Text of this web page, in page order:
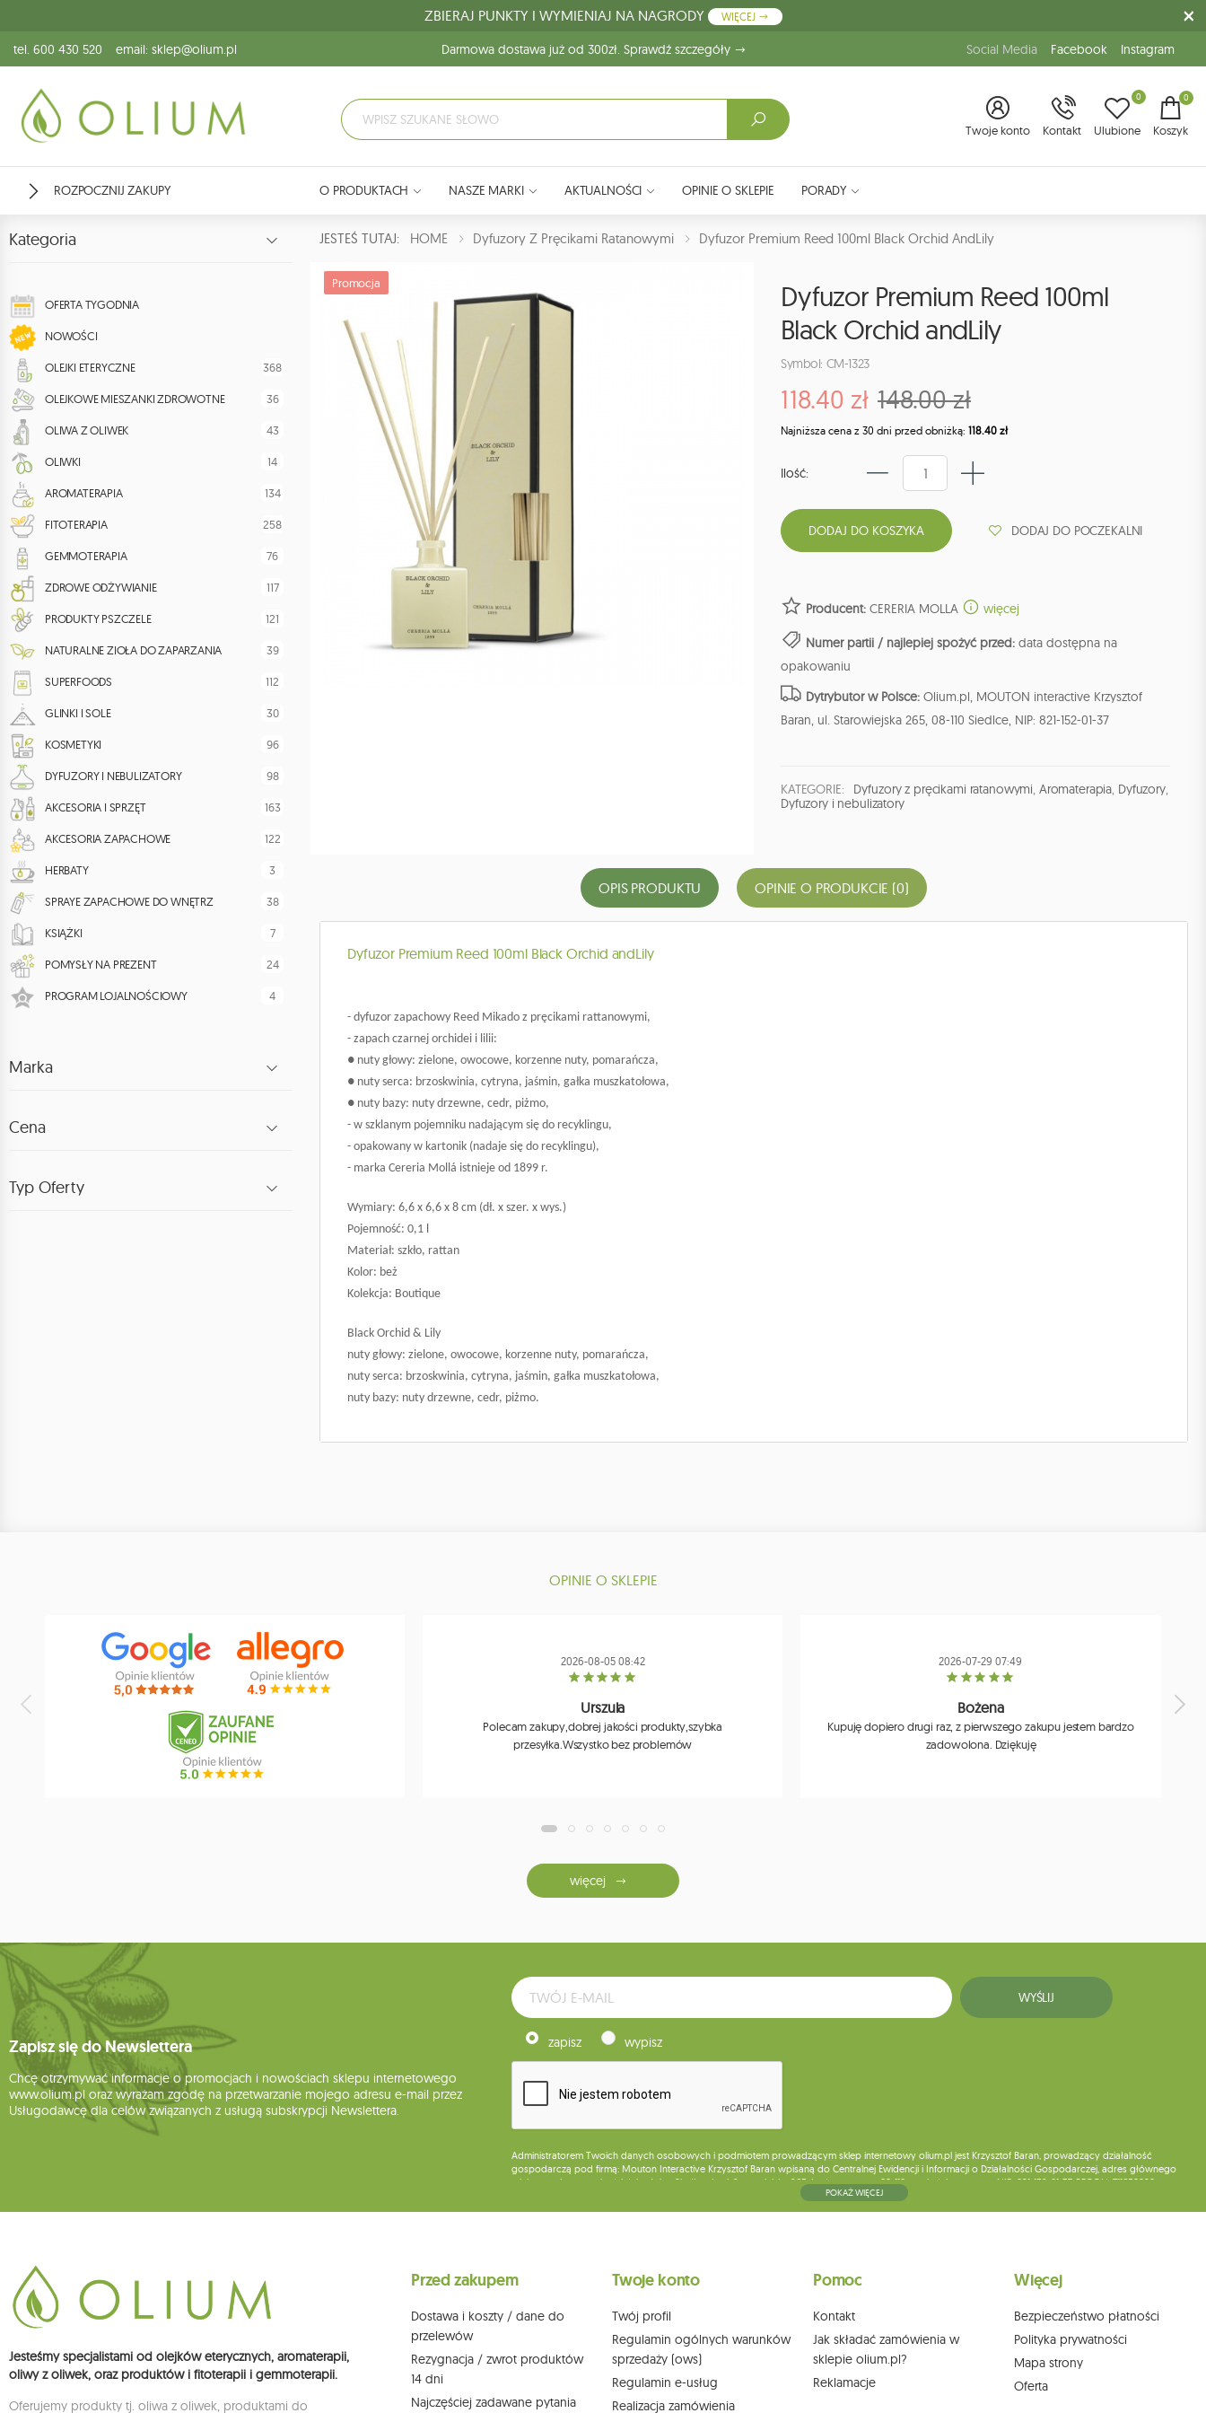
ZBIERAJ PUNKTY I WYMIENIAJ NA NAGRODY WIĘCEJ
tel. 600 430 520 email: sklep@olium.pl Darmowa dostawa już od 300zł. Sprawdź szczegóły Social Media Facebook Instagram
Twoje konto Kontakt Ulubione
0 0
Koszyk
ROZPOCZNIJ ZAKUPY O PRODUKTACH NASZE MARKI AKTUALNOŚCI OPINIE O SKLEPIE PORADY
Kategoria
OFERTA TYGODNIA
NOWOŚCI
OLEJKI ETERYCZNE 368
OLEJKOWE MIESZANKI ZDROWOTNE 36
OLIWA Z OLIWEK 43
OLIWKI 14
AROMATERAPIA 134
FITOTERAPIA 258
GEMMOTERAPIA 76
ZDROWE ODŻYWIANIE 117
PRODUKTY PSZCZELE 121
NATURALNE ZIOŁA DO ZAPARZANIA 39
SUPERFOODS 112
GLINKI I SOLE 30
KOSMETYKI 96
DYFUZORY I NEBULIZATORY 98
AKCESORIA I SPRZĘT 163
AKCESORIA ZAPACHOWE 122
HERBATY 3
SPRAYE ZAPACHOWE DO WNĘTRZ 38
KSIĄŻKI 7
POMYSŁY NA PREZENT 24
PROGRAM LOJALNOŚCIOWY 4
Marka
Cena
Typ Oferty
JESTEŚ TUTAJ: HOME Dyfuzory Z Pręcikami Ratanowymi Dyfuzor Premium Reed 100ml Black Orchid AndLily
Promocja
Dyfuzor Premium Reed 100ml
Black Orchid andLily
Symbol: CM-1323
118.40 zł 148.00 zł
Najniższa cena z 30 dni przed obniżką: 118.40 zł
Ilość:
DODAJ DO POCZEKALNI
Producent: CERERIA MOLLA więcej
Numer partii / najlepiej spożyć przed: data dostępna na
opakowaniu
Dytrybutor w Polsce: Olium.pl, MOUTON interactive Krzysztof
Baran, ul. Starowiejska 265, 08-110 Siedlce, NIP: 821-152-01-37
KATEGORIE: Dyfuzory z pręcikami ratanowymi, Aromaterapia, Dyfuzory,
Dyfuzory i nebulizatory
OPIS PRODUKTU OPINIE O PRODUKCIE (0)
Dyfuzor Premium Reed 100ml Black Orchid andLily
- dyfuzor zapachowy Reed Mikado z pręcikami rattanowymi,
- zapach czarnej orchidei i lilii:
● nuty głowy: zielone, owocowe, korzenne nuty, pomarańcza,
● nuty serca: brzoskwinia, cytryna, jaśmin, gałka muszkatołowa,
● nuty bazy: nuty drzewne, cedr, piżmo,
- w szklanym pojemniku nadającym się do recyklingu,
- opakowany w kartonik (nadaje się do recyklingu),
- marka Cereria Mollá istnieje od 1899 r.
Wymiary: 6,6 x 6,6 x 8 cm (dł. x szer. x wys.)
Pojemność: 0,1 l
Materiał: szkło, rattan
Kolor: beż
Kolekcja: Boutique
Black Orchid & Lily
nuty głowy: zielone, owocowe, korzenne nuty, pomarańcza,
nuty serca: brzoskwinia, cytryna, jaśmin, gałka muszkatołowa,
nuty bazy: nuty drzewne, cedr, piżmo.
OPINIE O SKLEPIE
2026-08-05 08:42
Urszula
Polecam zakupy,dobrej jakości produkty,szybka
przesyłka.Wszystko bez problemów
2026-07-29 07:49
Bożena
Kupuję dopiero drugi raz, z pierwszego zakupu jestem bardzo
zadowolona. Dziękuję
więcej
Zapisz się do Newslettera
Chcę otrzymywać informacje o promocjach i nowościach sklepu internetowego
www.olium.pl oraz wyrażam zgodę na przetwarzanie mojego adresu e-mail przez
Usługodawcę dla celów związanych z usługą subskrypcji Newslettera.
WYŚLIJ
zapisz wypisz
Administratorem Twoich danych osobowych i podmiotem prowadzącym sklep internetowy olium.pl jest Krzysztof Baran, prowadzący działalność
gospodarczą pod firmą: Mouton Interactive Krzysztof Baran wpisaną do Centralnej Ewidencji i Informacji o Działalności Gospodarczej, adres głównego
miejsca wykonywania działalności w Siedlcach, ul. Starowiejska 265, kod pocztowy: 08-110, posiadający numer NIP: 821-152-01-37, REGON: 711650928 .
Dane będą przetwarzane w celu wysyłki newslettera i przechowywane do chwili rezygnacji z subskrypcji.
działem obsługi klienta Mouton Interactive pod adresem e-mail lub pisemnie na adres siedziby.
POKAŻ WIĘCEJ
Jesteśmy specjalistami od olejków eterycznych, aromaterapii,
oliwy z oliwek, oraz produktów i fitoterapii i gemmoterapii.
Oferujemy produkty tj. oliwa z oliwek, produktami do
Przed zakupem
Dostawa i koszty / dane do
przelewów
Rezygnacja / zwrot produktów
14 dni
Najczęściej zadawane pytania
Twoje konto
Twój profil
Regulamin ogólnych warunków
sprzedaży (ows)
Regulamin e-usług
Realizacja zamówienia
Pomoc
Kontakt
Jak składać zamówienia w
sklepie olium.pl?
Reklamacje
Więcej
Bezpieczeństwo płatności
Polityka prywatności
Mapa strony
Oferta